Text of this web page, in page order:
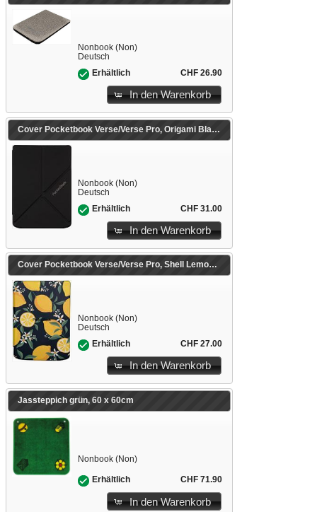
Nonbook (Non)
Deutsch
Erhältlich
CHF 26.90
In den Warenkorb
Cover Pocketbook Verse/Verse Pro, Origami Black
Nonbook (Non)
Deutsch
Erhältlich
CHF 31.00
In den Warenkorb
Cover Pocketbook Verse/Verse Pro, Shell Lemon Print
Nonbook (Non)
Deutsch
Erhältlich
CHF 27.00
In den Warenkorb
Jassteppich grün, 60 x 60cm
Nonbook (Non)
Erhältlich CHF 71.90
In den Warenkorb